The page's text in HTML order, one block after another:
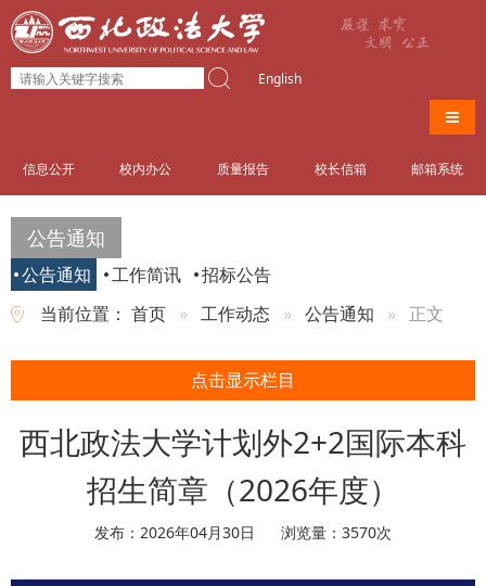
English
导航
信息公开 校内办公 质量报告 校长信箱 邮箱系统
公告通知
公告通知 工作简讯
招标公告
当前位置： 首页 工作动态 公告通知 正文
点击显示栏目
西北政法大学计划外2+2国际本科
招生简章（2026年度）
发布：2026年04月30日 浏览量： 3570次